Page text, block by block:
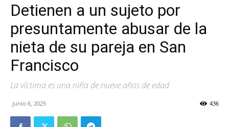
Detienen a un sujeto por
presuntamente abusar de la
nieta de su pareja en San
Francisco
La víctima es una niña de nueve años de edad
junio 6, 2025 436